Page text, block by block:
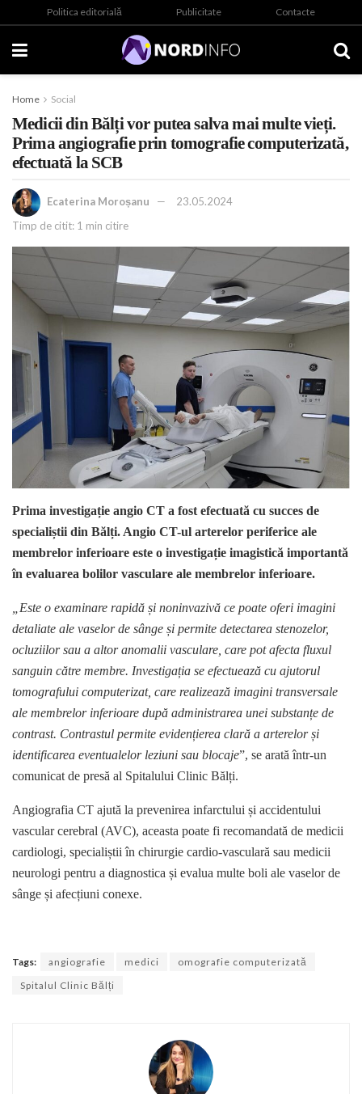
Politica editorială Publicitate Contacte
Home Social
Medicii din Bălți vor putea salva mai multe vieți.
Prima angiografie prin tomografie computerizată,
efectuată la SCB
Ecaterina Moroșanu
23.05.2024
Timp de citit: 1 min citire
Prima investigație angio CT a fost efectuată cu succes de
specialiștii din Bălți. Angio CT-ul arterelor periferice ale
membrelor inferioare este o investigație imagistică importantă
în evaluarea bolilor vasculare ale membrelor inferioare.
„Este o examinare rapidă și noninvazivă ce poate oferi imagini
detaliate ale vaselor de sânge și permite detectarea stenozelor,
ocluziilor sau a altor anomalii vasculare, care pot afecta fluxul
sanguin către membre. Investigația se efectuează cu ajutorul
tomografului computerizat, care realizează imagini transversale
ale membrelor inferioare după administrarea unei substanțe de
contrast. Contrastul permite evidențierea clară a arterelor și
identificarea eventualelor leziuni sau blocaje”, se arată într-un
comunicat de presă al Spitalului Clinic Bălți.
Angiografia CT ajută la prevenirea infarctului și accidentului
vascular cerebral (AVC), aceasta poate fi recomandată de medicii
cardiologi, specialiștii în chirurgie cardio-vasculară sau medicii
neurologi pentru a diagnostica și evalua multe boli ale vaselor de
sânge și afecțiuni conexe.
Tags: angiografie medici
omografie computerizată
Spitalul Clinic Bălți